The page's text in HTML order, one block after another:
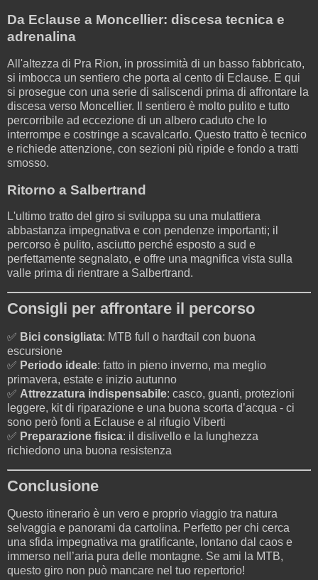
Da Eclause a Moncellier: discesa tecnica e
adrenalina
All'altezza di Pra Rion, in prossimità di un basso fabbricato,
si imbocca un sentiero che porta al cento di Eclause. E qui
si prosegue con una serie di saliscendi prima di affrontare la
discesa verso Moncellier. Il sentiero è molto pulito e tutto
percorribile ad eccezione di un albero caduto che lo
interrompe e costringe a scavalcarlo. Questo tratto è tecnico
e richiede attenzione, con sezioni più ripide e fondo a tratti
smosso.
Ritorno a Salbertrand
L'ultimo tratto del giro si sviluppa su una mulattiera
abbastanza impegnativa e con pendenze importanti; il
percorso è pulito, asciutto perché esposto a sud e
perfettamente segnalato, e offre una magnifica vista sulla
valle prima di rientrare a Salbertrand.
Consigli per affrontare il percorso
✅ Bici consigliata: MTB full o hardtail con buona
escursione
✅ Periodo ideale: fatto in pieno inverno, ma meglio
primavera, estate e inizio autunno
✅ Attrezzatura indispensabile: casco, guanti, protezioni
leggere, kit di riparazione e una buona scorta d’acqua - ci
sono però fonti a Eclause e al rifugio Viberti
✅ Preparazione fisica: il dislivello e la lunghezza
richiedono una buona resistenza
Conclusione
Questo itinerario è un vero e proprio viaggio tra natura
selvaggia e panorami da cartolina. Perfetto per chi cerca
una sfida impegnativa ma gratificante, lontano dal caos e
immerso nell’aria pura delle montagne. Se ami la MTB,
questo giro non può mancare nel tuo repertorio!